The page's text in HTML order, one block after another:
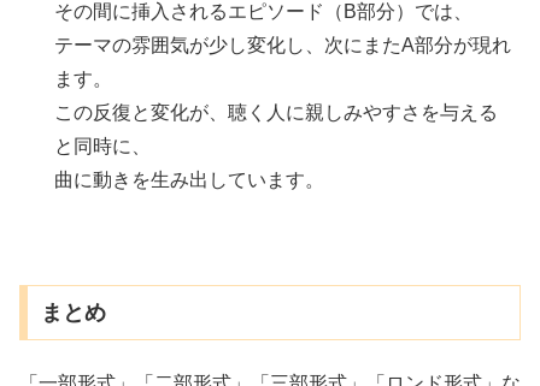
その間に挿入されるエピソード（B部分）では、
テーマの雰囲気が少し変化し、次にまたA部分が現れ
ます。
この反復と変化が、聴く人に親しみやすさを与える
と同時に、
曲に動きを生み出しています。
まとめ